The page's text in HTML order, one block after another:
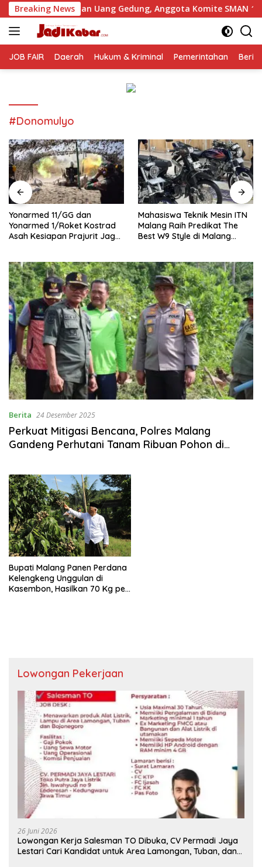
Langsung
ke
konten
Breaking News
Uang Gedung, Anggota Komite SMAN 1 Tumpang ,Ketua
JOB FAIR Daerah Hukum & Kriminal Pemerintahan
#Donomulyo
Yonarmed 11/GG dan
Yonarmed 1/Roket Kostrad
Asah Kesiapan Prajurit Jaga
Mahasiswa Teknik Mesin ITN
Malang Raih Predikat The
Best W9 Style di Malang
Berita 24 Desember 2025
Perkuat Mitigasi Bencana, Polres Malang
Gandeng Perhutani Tanam Ribuan Pohon di
Bupati Malang Panen Perdana
Kelengkeng Unggulan di
Kasembon, Hasilkan 70 Kg per
Lowongan Pekerjaan
26 Juni 2026
Lowongan Kerja Salesman TO Dibuka, CV Permadi Jaya
Lestari Cari Kandidat untuk Area Lamongan, Tuban, dan